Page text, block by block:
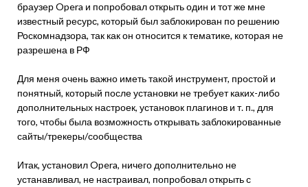
браузер Opera и попробовал открыть один и тот же мне
известный ресурс, который был заблокирован по решению
Роскомнадзора, так как он относится к тематике, которая не
разрешена в РФ
Для меня очень важно иметь такой инструмент, простой и
понятный, который после установки не требует каких-либо
дополнительных настроек, установок плагинов и т. п., для
того, чтобы была возможность открывать заблокированные
сайты/трекеры/сообщества
Итак, установил Opera, ничего дополнительно не
устанавливал, не настраивал, попробовал открыть с